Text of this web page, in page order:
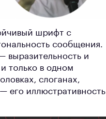
шрифт с
сообщения.
выразительность и
только в одном
слоганах,
его иллюстративность